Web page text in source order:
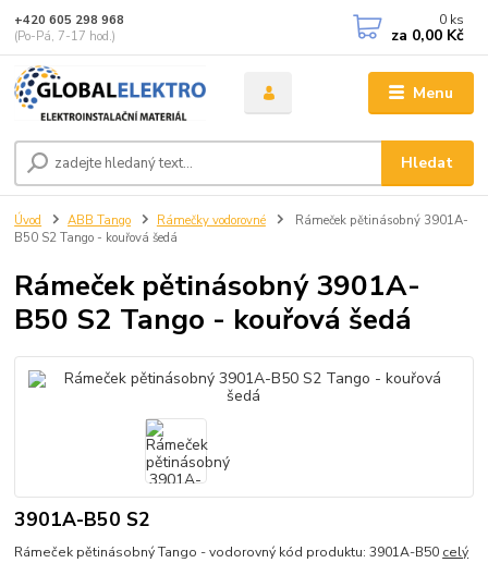
Menu
Hledat
+420 605 298 968
(Po-Pá, 7-17 hod.)
0 ks
za 0,00 Kč
Úvod ABB Tango Rámečky vodorovné
Rámeček pětinásobný 3901A-
B50 S2 Tango - kouřová šedá
Rámeček pětinásobný 3901A-
B50 S2 Tango - kouřová šedá
3901A-B50 S2
Rámeček pětinásobný Tango - vodorovný kód produktu: 3901A-B50 celý